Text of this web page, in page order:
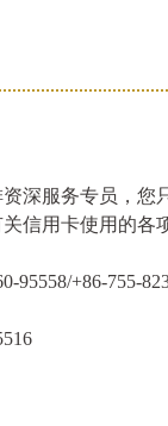
深服务专员，
信用卡使用的各
95558/+86-755-